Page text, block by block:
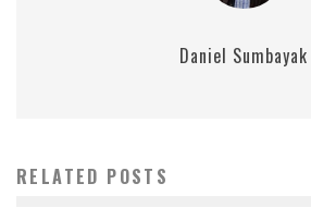
Daniel Sumbayak
RELATED POSTS